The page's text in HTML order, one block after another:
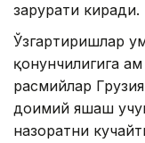
зарурати киради.
Ўзгартиришлар
қонунчилигига
расмийлар
доимий яшаш
назоратни